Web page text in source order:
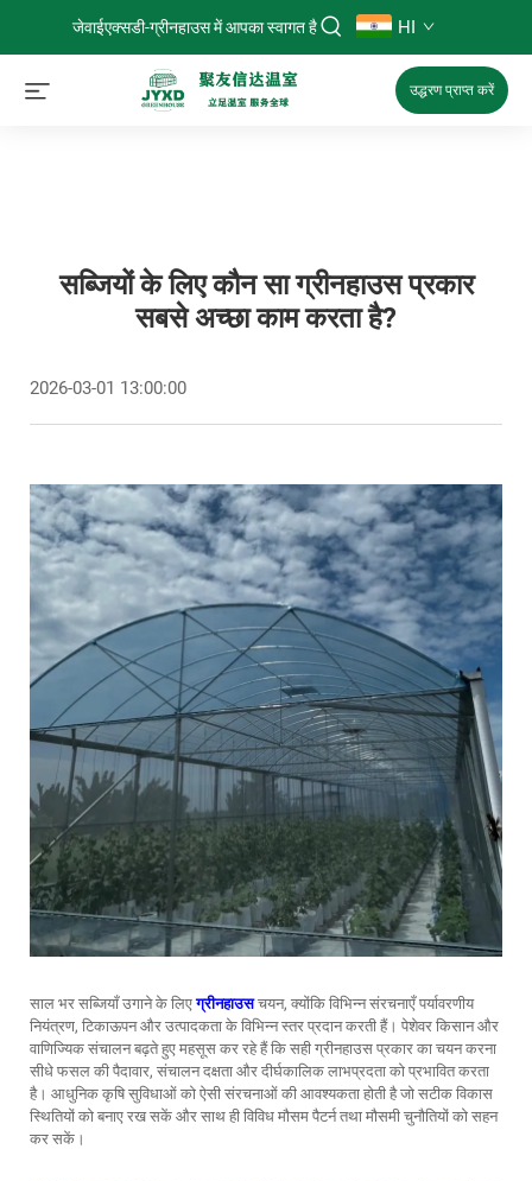
जेवाईएक्सडी-ग्रीनहाउस में आपका स्वागत है HI
उद्धरण प्राप्त करें
सब्जियों के लिए कौन सा ग्रीनहाउस प्रकार
सबसे अच्छा काम करता है?
2026-03-01 13:00:00
साल भर सब्जियाँ उगाने के लिएग्रीनहाउसचयन, क्योंकि विभिन्न संरचनाएँ पर्यावरणीय
नियंत्रण, टिकाऊपन और उत्पादकता के विभिन्न स्तर प्रदान करती हैं। पेशेवर किसान और
वाणिज्यिक संचालन बढ़ते हुए महसूस कर रहे हैं कि सही ग्रीनहाउस प्रकार का चयन करना
सीधे फसल की पैदावार, संचालन दक्षता और दीर्घकालिक लाभप्रदता को प्रभावित करता
है। आधुनिक कृषि सुविधाओं को ऐसी संरचनाओं की आवश्यकता होती है जो सटीक विकास
स्थितियों को बनाए रख सकें और साथ ही विविध मौसम पैटर्न तथा मौसमी चुनौतियों को सहन
कर सकें।